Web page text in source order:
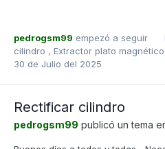
pedrogsm99 empezó a seguir
cilindro , Extractor plato magnético
30 de Julio del 2025
Rectificar cilindro
pedrogsm99 publicó un tema